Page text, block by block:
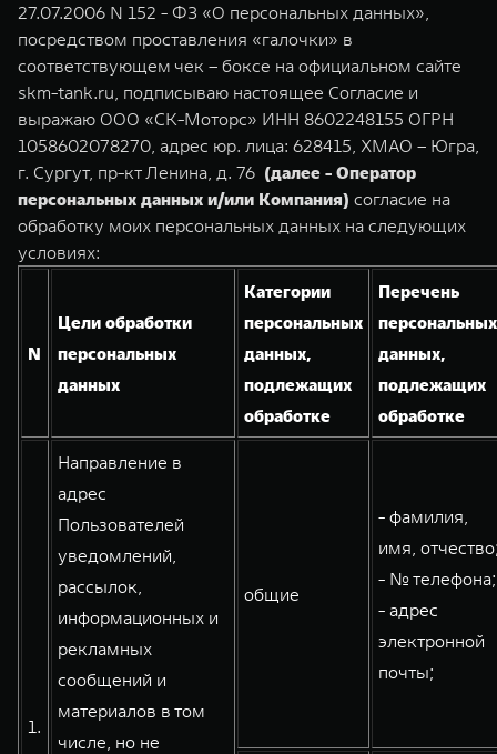
TANK 300
Следуй за открытиями
от 3 999 000 ₽
TANK 400
За пределы возможного
от 5 599 000 ₽
TANK 500
Веди за собой
TANK 700
Сила признания
от 10 199 000 ₽
WEY 07
Расширяя границы комфорта
от 6 149 000 ₽ от 5 699 000 ₽
WEY 80
Масштаб возможностей
от 6 449 000 ₽
WEY 80 Лаундж
Тест-драйв
Зарядные станции
ПОКУПКА АВТОМОБИЛЯ
TANK Финансы
Корпоративным клиентам
TANK ФИНАНСЫ
TANK Кредит
TANK Лизинг
Калькулятор ТО
Нулевое ТО
Сервис
Специальные предложения
Моторные масла
ЦИФРОВЫЕ СЕРВИСЫ TANK
Цифровые сервисы TANK
GWM ТЕХ ДЕНЬ
Новости
27.07.2006 N 152 - ФЗ «О персональных данных»,
посредством проставления «галочки» в
соответствующем чек – боксе на официальном сайте
skm-tank.ru, подписываю настоящее Согласие и
выражаю ООО «СК-Моторс» ИНН 8602248155 ОГРН
1058602078270, адрес юр. лица: 628415, ХМАО – Югра,
г. Сургут, пр-кт Ленина, д. 76 (далее - Оператор
персональных данных и/или Компания) согласие на
обработку моих персональных данных на следующих
условиях:
N
Цели обработки
персональных
данных
Категории
персональных
данных,
подлежащих
обработке
Перечень
персональных
данных,
подлежащих
обработке
1.
Направление в
адрес
Пользователей
уведомлений,
рассылок,
информационных и
рекламных
сообщений и
материалов в том
числе, но не
общие
- фамилия,
имя,
- № телефона;
- адрес
электронной
почты;